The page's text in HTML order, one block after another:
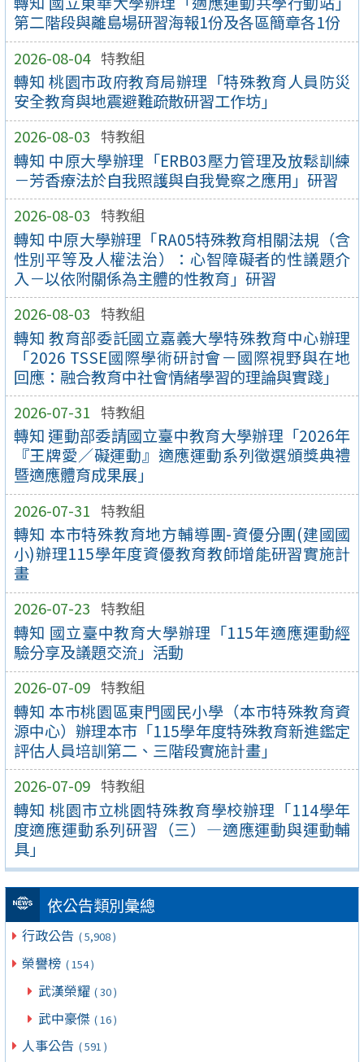
第二階段與離島場研習海報1份及各區簡章各1份
2026-08-04 特教組
轉知 桃園市政府教育局辦理「特殊教育人員防災
安全教育與地震避難疏散研習工作坊」
2026-08-03 特教組
轉知 中原大學辦理「ERB03壓力管理及放鬆訓練
－芳香療法於自我照護與自我覺察之應用」研習
2026-08-03 特教組
轉知 中原大學辦理「RA05特殊教育相關法規（含
性別平等及人權法治）：心智障礙者的性議題介
入－以依附關係為主體的性教育」研習
2026-08-03 特教組
轉知 教育部委託國立嘉義大學特殊教育中心辦理
「2026 TSSE國際學術研討會－國際視野與在地
回應：融合教育中社會情緒學習的理論與實踐」
2026-07-31 特教組
轉知 運動部委請國立臺中教育大學辦理「2026年
『王牌愛／礙運動』適應運動系列徵選頒獎典禮
暨適應體育成果展」
2026-07-31 特教組
轉知 本市特殊教育地方輔導團-資優分團(建國國
小)辦理115學年度資優教育教師增能研習實施計
畫
2026-07-23 特教組
轉知 國立臺中教育大學辦理「115年適應運動經
驗分享及議題交流」活動
2026-07-09 特教組
轉知 本市桃園區東門國民小學（本市特殊教育資
源中心）辦理本市「115學年度特殊教育新進鑑定
評估人員培訓第二、三階段實施計畫」
2026-07-09 特教組
轉知 桃園市立桃園特殊教育學校辦理「114學年
度適應運動系列研習（三）—適應運動與運動輔
具」
依公告類別彙總
行政公告 ( 5,908 )
榮譽榜 ( 154 )
武漢榮耀 ( 30 )
武中豪傑 ( 16 )
人事公告 ( 591 )